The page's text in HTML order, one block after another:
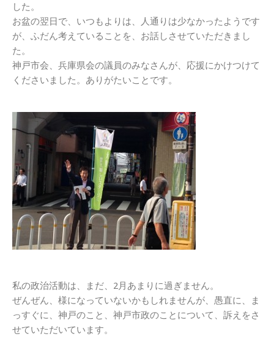
した。
お盆の翌日で、いつもよりは、人通りは少なかったようです
が、ふだん考えていることを、お話しさせていただきまし
た。
神戸市会、兵庫県会の議員のみなさんが、応援にかけつけて
くださいました。ありがたいことです。
私の政治活動は、まだ、2月あまりに過ぎません。
ぜんぜん、様になっていないかもしれませんが、愚直に、ま
っすぐに、神戸のこと、神戸市政のことについて、訴えをさ
せていただいています。